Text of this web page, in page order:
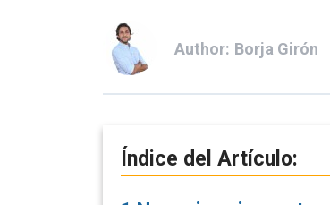
Author: Borja Girón
Índice del Artículo: